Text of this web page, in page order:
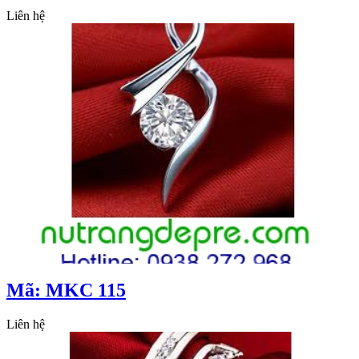
Liên hệ
Mã: MKC 115
Liên hệ